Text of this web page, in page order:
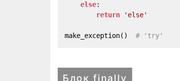
else:
return
'else'
make_exception() # 'try'
Блок finally